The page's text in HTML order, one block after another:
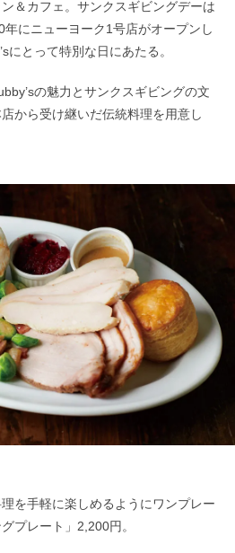
＆カフェ。サンクスギビングデーは
にニューヨーク1号店がオープンし
にとって特別な日にあたる。
の魅力とサンクスギビングの文
から受け継いだ伝統料理を用意し
を手軽に楽しめるようにワンプレー
プレート」2,200円。